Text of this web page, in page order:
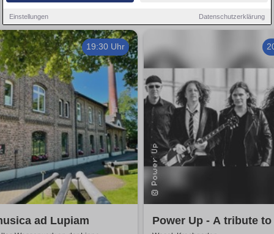
Einstellungen Datenschutzerklärung
19:30 Uhr
ad Lupiam Power Up - A tribute to